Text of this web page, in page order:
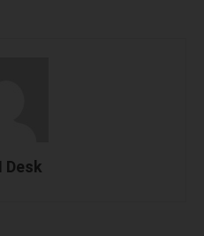
Desk